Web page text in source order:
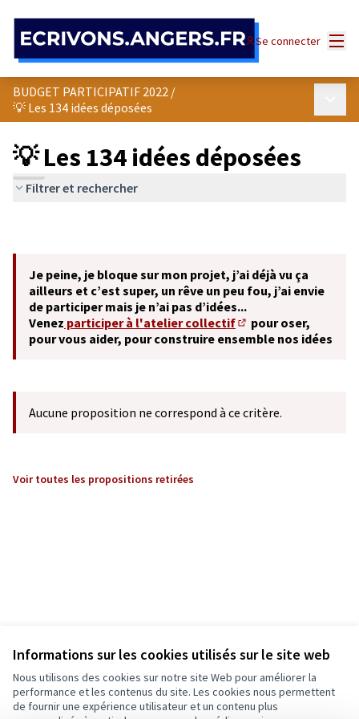
Informations sur les cookies utilisés sur le site web
Nous utilisons des cookies sur notre site Web pour améliorer la
performance et les contenus du site. Les cookies nous permettent
de fournir une expérience utilisateur et un contenu plus
Se connecter
BUDGET PARTICIPATIF 2022 /
💡 Les 134 idées déposées
💡 Les 134 idées déposées
Filtrer et rechercher
Je peine, je bloque sur mon projet, j’ai déjà vu ça
ailleurs et c’est super, un rêve un peu fou, j’ai envie
de participer mais je n’ai pas d’idées...
Venez participer à l'atelier collectif
(S'ouvre dans un
pour oser,
pour vous aider, pour construire ensemble nos idées
Aucune proposition ne correspond à ce critère.
Voir toutes les propositions retirées